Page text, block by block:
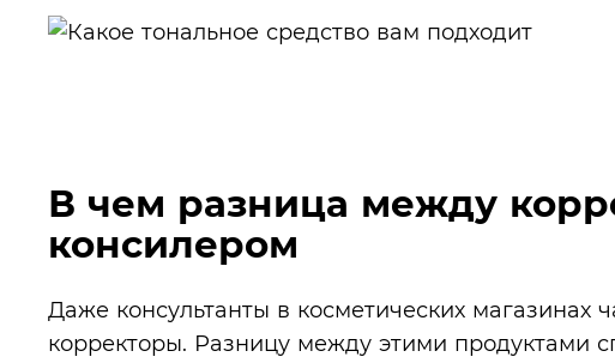
В чем разница между
консилером
Даже консультанты в косметических магазинах
корректоры. Разницу между этими продуктами